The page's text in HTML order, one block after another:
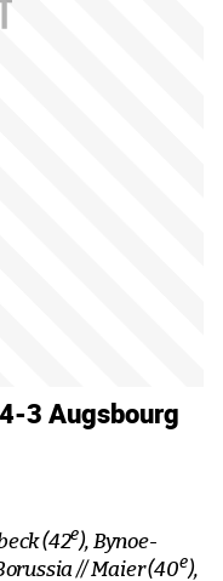
3 Augsbourg
(42e), Bynoe-
// Maier (40e),